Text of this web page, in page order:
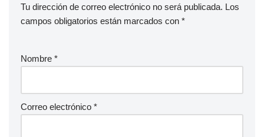
Tu dirección de correo electrónico no será publicada. Los
campos obligatorios están marcados con *
Nombre *
Correo electrónico *